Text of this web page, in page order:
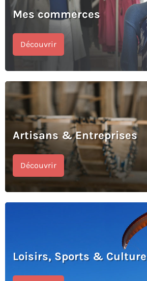
Mes commerces
Découvrir
Artisans & Entreprises
Découvrir
Loisirs, Sports & Culture